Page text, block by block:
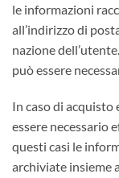
le informazioni
all’indirizzo di
nazione
può essere
In caso di
essere necessario
questi casi le
archiviate insieme